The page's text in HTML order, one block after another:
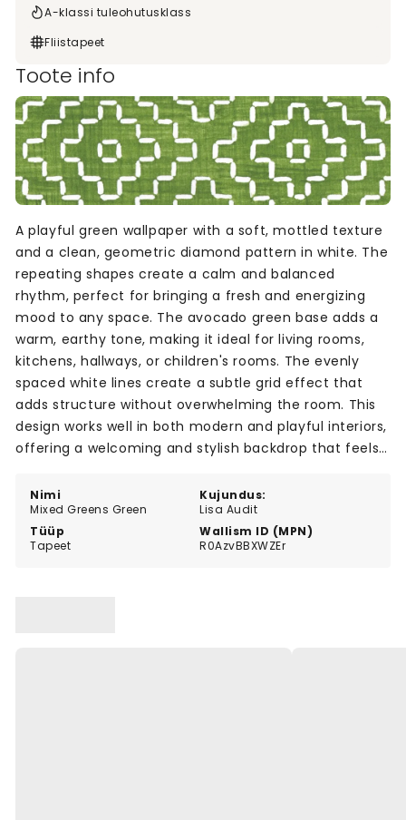
A-klassi tuleohutusklass
Fliistapeet
Toote info
Nimi
Mixed Greens Green
Kujundus:
Lisa Audit
Tüüp
Tapeet
Wallism ID (MPN)
R0AzvBBXWZEr
A playful green wallpaper with a soft, mottled texture
and a clean, geometric diamond pattern in white. The
repeating shapes create a calm and balanced
rhythm, perfect for bringing a fresh and energizing
mood to any space. The avocado green base adds a
warm, earthy tone, making it ideal for living rooms,
kitchens, hallways, or children's rooms. The evenly
spaced white lines create a subtle grid effect that
adds structure without overwhelming the room. This
design works well in both modern and playful interiors,
offering a welcoming and stylish backdrop that feels